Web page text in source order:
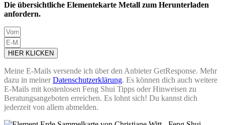
Die übersichtliche Elementekarte Metall zum Herunterladen
anfordern.
HIER KLICKEN
Meine E-Mails versende ich über den Anbieter GetResponse. Mehr
dazu in meinerDatenschutzerklärung. Es können dich auch weitere
E-Mails mit kostenlosen Feng Shui Tipps oder Hinweisen zu
Beratungsangeboten erreichen. Es lohnt sich! Du kannst dich
jederzeit von allem abmelden.